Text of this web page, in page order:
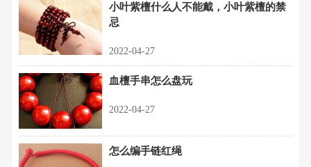
小叶紫檀什么人不能戴，小叶紫檀的禁
忌
2022-04-27
血檀手串怎么盘玩
2022-04-27
怎么编手链红绳